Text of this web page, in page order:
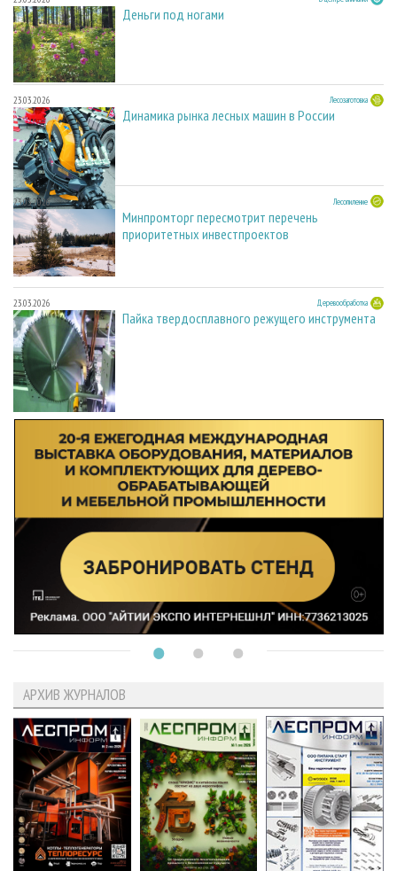
Деньги под ногами
23.03.2026 Лесозаготовка
Динамика рынка лесных машин в России
23.03.2026 Лесопиление
Минпромторг пересмотрит перечень
приоритетных инвестпроектов
23.03.2026 Деревообработка
Пайка твердосплавного режущего инструмента
АРХИВ ЖУРНАЛОВ